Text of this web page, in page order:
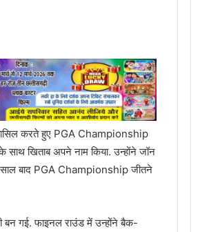
करते हुए PGA Championship
खिताब अपने नाम किया. उन्होंने जॉन
साल बाद PGA Championship जीतने
बन गई. फाइनल राउंड में उन्होंने बैक-